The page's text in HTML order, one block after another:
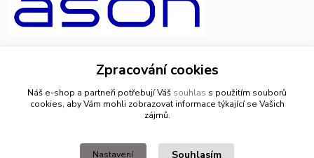
+420 799 500 769
pracovní dny 8-11hod.,13-15hod.
Zpracování cookies
Náš e-shop a partneři potřebují Váš souhlas s použitím souborů
cookies, aby Vám mohli zobrazovat informace týkající se Vašich
zájmů.
Nastavení Souhlasím